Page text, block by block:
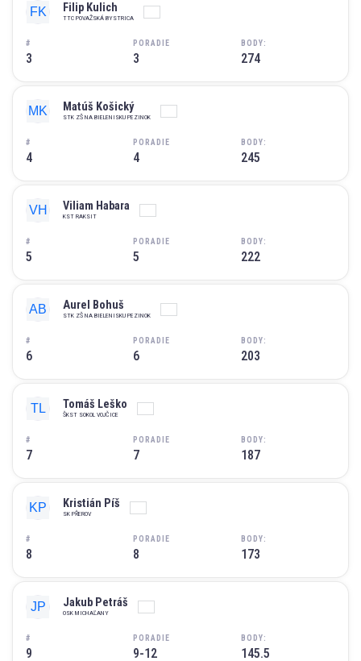
#
3
Filip Kulich
TTC POVAŽSKÁ BYSTRICA
PORADIE
3
BODY:
274
#
4
Matúš Košický
STK ZŠ NA BIELENISKU PEZINOK
PORADIE
4
BODY:
245
#
5
Viliam Habara
KST RAKSIT
PORADIE
5
BODY:
222
#
6
Aurel Bohuš
STK ZŠ NA BIELENISKU PEZINOK
PORADIE
6
BODY:
203
#
7
Tomáš Leško
ŠKST SOKOL VOJČICE
PORADIE
7
BODY:
187
#
8
Kristián Píš
SK PŘEROV
PORADIE
8
BODY:
173
#
9
Jakub Petráš
OSK MICHAĽANY
PORADIE
9-12
BODY:
145.5